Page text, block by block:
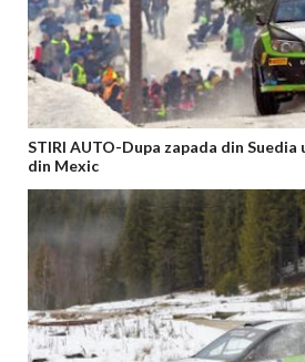
STIRI AUTO-Dupa zapada din Suedia
din Mexic